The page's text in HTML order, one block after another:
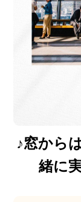
♪窓から
緒に